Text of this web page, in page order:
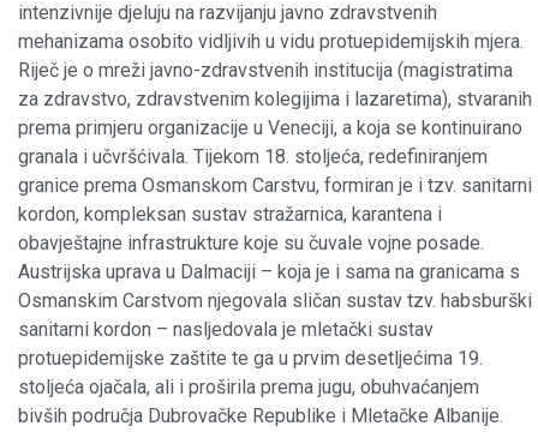
intenzivnije djeluju na razvijanju javno zdravstvenih
mehanizama osobito vidljivih u vidu protuepidemijskih mjera.
Riječ je o mreži javno-zdravstvenih institucija (magistratima
za zdravstvo, zdravstvenim kolegijima i lazaretima), stvaranih
prema primjeru organizacije u Veneciji, a koja se kontinuirano
granala i učvršćivala. Tijekom 18. stoljeća, redefiniranjem
granice prema Osmanskom Carstvu, formiran je i tzv. sanitarni
kordon, kompleksan sustav stražarnica, karantena i
obavještajne infrastrukture koje su čuvale vojne posade.
Austrijska uprava u Dalmaciji – koja je i sama na granicama s
Osmanskim Carstvom njegovala sličan sustav tzv. habsburški
sanitarni kordon – nasljedovala je mletački sustav
protuepidemijske zaštite te ga u prvim desetljećima 19.
stoljeća ojačala, ali i proširila prema jugu, obuhvaćanjem
bivših područja Dubrovačke Republike i Mletačke Albanije.